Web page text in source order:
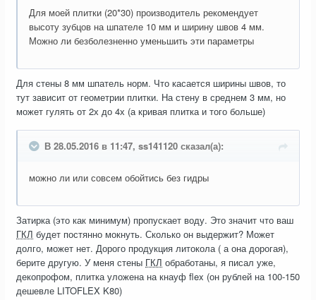
Для моей плитки (20*30) производитель рекомендует
высоту зубцов на шпателе 10 мм и ширину швов 4 мм.
Можно ли безболезненно уменьшить эти параметры
Для стены 8 мм шпатель норм. Что касается ширины швов, то
тут зависит от геометрии плитки. На стену в среднем 3 мм, но
может гулять от 2х до 4х (а кривая плитка и того больше)
В 28.05.2016 в 11:47, ss141120 сказал(а):
можно ли или совсем обойтись без гидры
Затирка (это как минимум) пропускает воду. Это значит что ваш
ГКЛ будет постянно мокнуть. Сколько он выдержит? Может
долго, может нет. Дорого продукция литокола ( а она дорогая),
берите другую. У меня стены ГКЛ обработаны, я писал уже,
декопрофом, плитка уложена на кнауф flex (он рублей на 100-150
дешевле LITOFLEX K80)